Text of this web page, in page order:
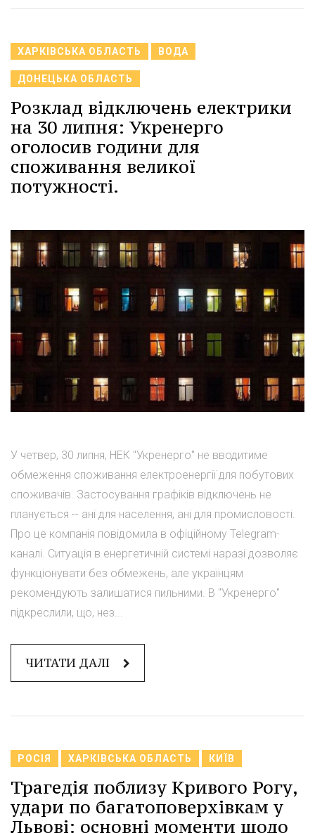
ХАРКІВСЬКА ОБЛАСТЬ ВОДА
ДОНЕЦЬКА ОБЛАСТЬ
Розклад відключень електрики
на 30 липня: Укренерго
оголосив години для
споживання великої
потужності.
У четвер, 30 липня, НЕК "Укренерго" не вводитиме
обмеження споживання електроенергії для побутових
споживачів. Застосування графіків відключень не
планується -- ані для населення, ані для промисловості.
Про це компанія повідомила в офіційному Telegram-
каналі. Ситуація в енергетичній системі наразі дозволяє
функціонувати без обмежень, але українцям
рекомендують залишатися пильними. В "Укренерго"
підкреслили, що, нез...
ЧИТАТИ ДАЛІ
РОСІЯ ХАРКІВСЬКА ОБЛАСТЬ КИЇВ
Трагедія поблизу Кривого Рогу,
удари по багатоповерхівкам у
Львові: основні моменти щодо